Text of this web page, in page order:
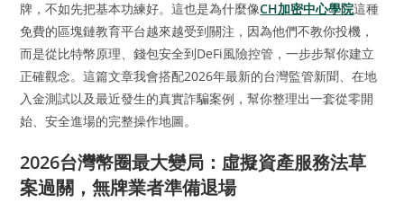
牌，不如先把基本功練好。這也是為什麼像CH加密中心學院這種
免費的區塊鏈教育平台越來越受到關注，因為他們不教你投機，
而是從比特幣原理、錢包安全到DeFi風險控管，一步步幫你建立
正確觀念。這篇文章我會搭配2026年最新的台灣監管新聞、在地
入金測試以及最近發生的真實詐騙案例，幫你整理出一套從零開
始、安全進場的完整操作地圖。
2026台灣幣圈最大變局：虛擬資產服務法草
案過關，無牌業者準備退場